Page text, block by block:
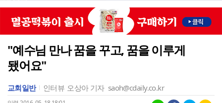
"예수님 만나 꿈을 꾸고, 꿈을 이루게
됐어요"
교회일반 인터뷰 오상아 기자 saoh@cdaily.co.kr